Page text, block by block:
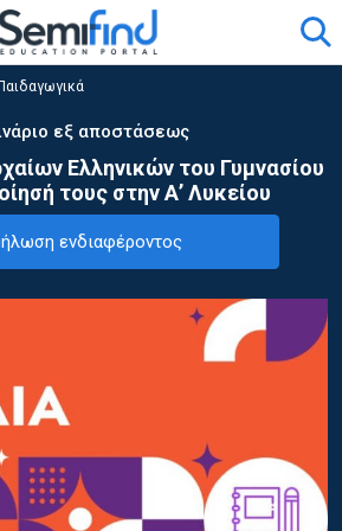
Παιδαγωγικά
εξ αποστάσεως
Ελληνικών του Γυμνασίου
τους στην Α’ Λυκείου
ενδιαφέροντος